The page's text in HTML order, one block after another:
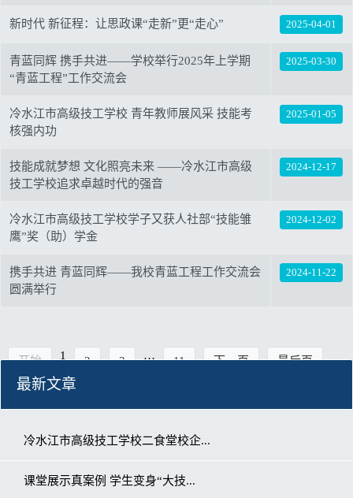
新时代 新征程：让思政课“走新”更“走心” 2025-04-01
青蓝同辉 携手共进——学校举行2025年上学期
“青蓝工程”工作交流会
2025-03-30
冷水江市高级技工学校 青年教师展风采 技能考
核强内功
2025-01-05
技能成就梦想 文化照亮未来 ——冷水江市高级
技工学校追求卓越时代的强音
2024-12-17
冷水江市高级技工学校学子又获人社部“技能雏
鹰”奖（助）学金
2024-12-02
携手共进 青蓝同辉——我校青蓝工程工作交流会
圆满举行
2024-11-22
开始 1 2 3 … 11 下一页 最后页
最新文章
冷水江市高级技工学校二食堂校企...
课堂展示真案例 学生变身“大技...